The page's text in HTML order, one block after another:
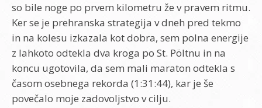
so bile noge po prvem kilometru že v pravem ritmu.
Ker se je prehranska strategija v dneh pred tekmo
in na kolesu izkazala kot dobra, sem polna energije
z lahkoto odtekla dva kroga po St. Pöltnu in na
koncu ugotovila, da sem mali maraton odtekla s
časom osebnega rekorda (1:31:44), kar je še
povečalo moje zadovoljstvo v cilju.